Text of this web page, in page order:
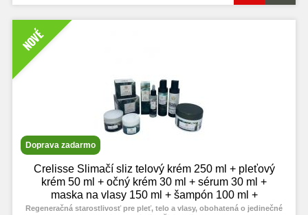
NOVÉ
Doprava zadarmo
Crelisse Slimačí sliz telový krém 250 ml + pleťový
krém 50 ml + očný krém 30 ml + sérum 30 ml +
maska na vlasy 150 ml + šampón 100 ml +
sprchový gél 100 ml
Regeneračná starostlivosť pre pleť, telo a vlasy, obohatená o jedinečné